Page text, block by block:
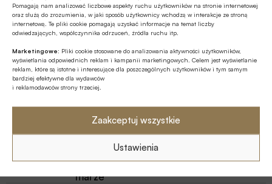
Pomagają nam analizować liczbowe aspekty ruchu użytkowników na stronie internetowej
oraz służą do zrozumienia, w jaki sposób użytkownicy wchodzą w interakcje ze stroną
internetową. Te pliki cookie pomagają uzyskać informacje na temat liczby
odwiedzających, współczynnika odrzuceń, źródła ruchu itp.
Marketingowe: Pliki cookie stosowane do analizowania aktywności użytkowników,
wyświetlania odpowiednich reklam i kampanii marketingowych. Celem jest wyświetlanie
reklam, które są istotne i interesujące dla poszczególnych użytkowników i tym samym
bardziej efektywne dla wydawców
i reklamodawców strony trzeciej.
Zaakceptuj wszystkie
Ustawienia
Polecamy
Z RYNKU FINANSOWEGO
Dla firm łagodniejsze warunki
kredytowania, dla konsumentów niższe
marże